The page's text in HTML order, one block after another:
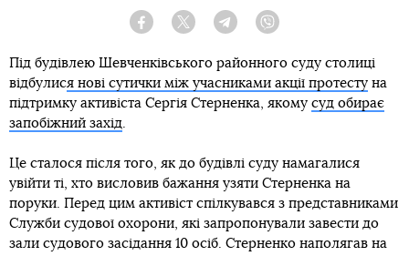
Facebook Twitter Telegram
Під будівлею Шевченківського районного суду столиці
відбулися нові сутички між учасниками акції протесту на
підтримку активіста Сергія Стерненка, якому суд обирає
запобіжний захід.
Це сталося після того, як до будівлі суду намагалися
увійти ті, хто висловив бажання узяти Стерненка на
поруки. Перед цим активіст спілкувався з представниками
Служби судової охорони, які запропонували завести до
зали судового засідання 10 осіб. Стерненко наполягав на